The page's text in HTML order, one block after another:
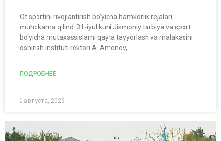
Ot sportini rivojlantirish bo‘yicha hamkorlik rejalari
muhokama qilindi 31-iyul kuni Jismoniy tarbiya va sport
bo‘yicha mutaxassislarni qayta tayyorlash va malakasini
oshirish instituti rektori A. Amonov,
ПОДРОБНЕЕ
1 августа, 2026